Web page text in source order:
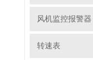
风机监控报警器
转速表